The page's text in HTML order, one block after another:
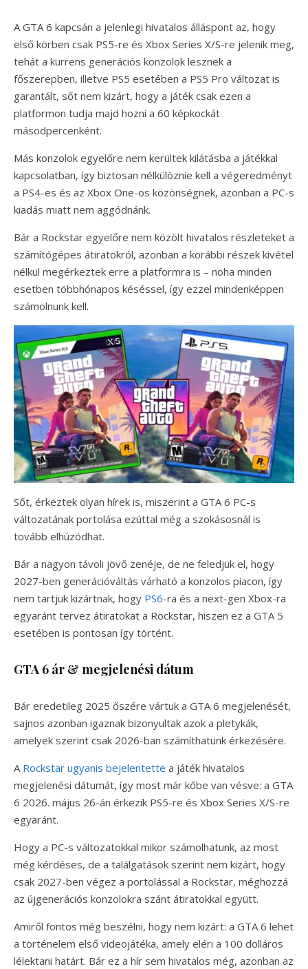
A GTA 6 kapcsán a jelenlegi hivatalos álláspont az, hogy
első körben csak PS5-re és Xbox Series X/S-re jelenik meg,
tehát a kurrens generációs konzolok lesznek a
főszerepben, illetve PS5 esetében a PS5 Pro változat is
garantált, sőt nem kizárt, hogy a játék csak ezen a
platformon tudja majd hozni a 60 képkockát
másodpercenként.
Más konzolok egyelőre nem kerültek kilátásba a játékkal
kapcsolatban, így biztosan nélkülöznie kell a végeredményt
a PS4-es és az Xbox One-os közönségnek, azonban a PC-s
kiadás miatt nem aggódnánk.
Bár a Rockstar egyelőre nem közölt hivatalos részleteket a
számítógépes átiratokról, azonban a korábbi részek kivétel
nélkül megérkeztek erre a platformra is – noha minden
esetben többhónapos késéssel, így ezzel mindenképpen
számolnunk kell.
Sőt, érkeztek olyan hírek is, miszerint a GTA 6 PC-s
változatának portolása ezúttal még a szokásosnál is
tovább elhúzódhat.
Bár a nagyon távoli jövő zenéje, de ne feledjük el, hogy
2027-ben generációváltás várható a konzolos piacon, így
nem tartjuk kizártnak, hogy PS6-ra és a next-gen Xbox-ra
egyaránt tervez átiratokat a Rockstar, hiszen ez a GTA 5
esetében is pontosan így történt.
GTA 6 ár & megjelenési dátum
Bár eredetileg 2025 őszére vártuk a GTA 6 megjelenését,
sajnos azonban igaznak bizonyultak azok a pletykák,
amelyek szerint csak 2026-ban számíthatunk érkezésére.
A Rockstar ugyanis bejelentette a játék hivatalos
megjelenési dátumát, így most már kőbe van vésve: a GTA
6 2026. május 26-án érkezik PS5-re és Xbox Series X/S-re
egyaránt.
Hogy a PC-s változatokkal mikor számolhatunk, az most
még kérdéses, de a találgatások szerint nem kizárt, hogy
csak 2027-ben végez a portolással a Rockstar, méghozzá
az újgenerációs konzolokra szánt átiratokkal együtt.
Amiről fontos még beszélni, hogy nem kizárt: a GTA 6 lehet
a történelem első videojátéka, amely eléri a 100 dolláros
lélektani határt. Bár ez a hír sem hivatalos még, azonban az